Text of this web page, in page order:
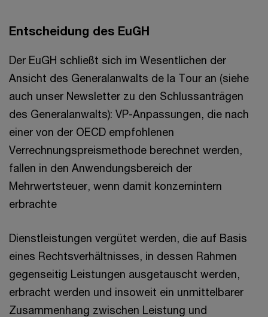
Entscheidung des EuGH
Der EuGH schließt sich im Wesentlichen der
Ansicht des Generalanwalts de la Tour an (siehe
auch unser Newsletter zu den Schlussanträgen
des Generalanwalts): VP-Anpassungen, die nach
einer von der OECD empfohlenen
Verrechnungspreismethode berechnet werden,
fallen in den Anwendungsbereich der
Mehrwertsteuer, wenn damit konzernintern
erbrachte
Dienstleistungen vergütet werden, die auf Basis
eines Rechtsverhältnisses, in dessen Rahmen
gegenseitig Leistungen ausgetauscht werden,
erbracht werden und insoweit ein unmittelbarer
Zusammenhang zwischen Leistung und